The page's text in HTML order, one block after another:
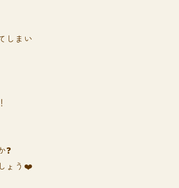
しまい
❓
ょう❤️